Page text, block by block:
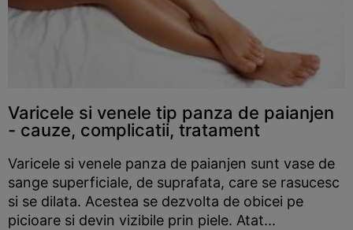
Varicele si venele tip panza de paianjen
- cauze, complicatii, tratament
Varicele si venele panza de paianjen sunt vase de
sange superficiale, de suprafata, care se rasucesc
si se dilata. Acestea se dezvolta de obicei pe
picioare si devin vizibile prin piele. Atat...